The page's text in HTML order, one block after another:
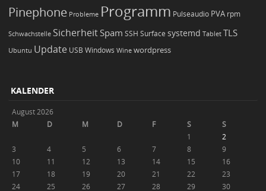
Pinephone Probleme Programm Pulseaudio PVA rpm
Schwachstelle Sicherheit Spam SSH Surface systemd Tablet TLS
Ubuntu Update USB Windows Wine wordpress
KALENDER
August 2026
M
D M D F S
S
1
2
3
4 5 6 7 8
9
10
11 12 13 14 15
16
17
18 19 20 21 22
23
24
25 26 27 28 29 30